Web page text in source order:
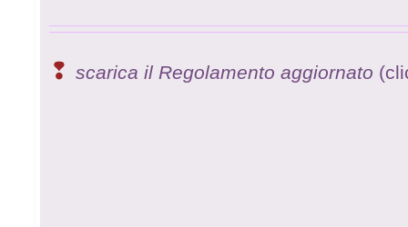
❢scarica il Regolamento aggiornato